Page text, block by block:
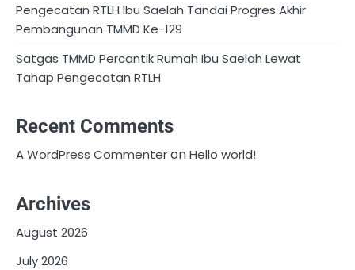
Pengecatan RTLH Ibu Saelah Tandai Progres Akhir
Pembangunan TMMD Ke-129
Satgas TMMD Percantik Rumah Ibu Saelah Lewat
Tahap Pengecatan RTLH
Recent Comments
A WordPress CommenteronHello world!
Archives
August 2026
July 2026